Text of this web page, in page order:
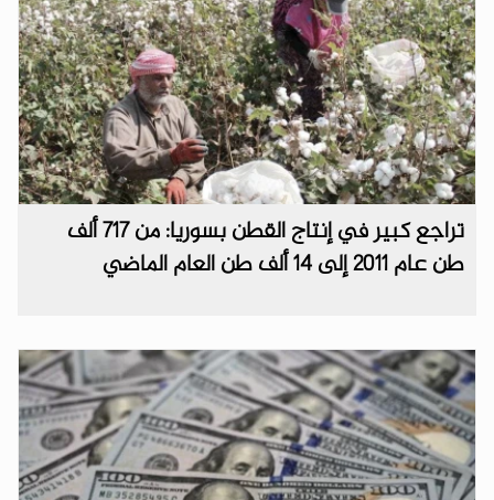
تراجع كبير في إنتاج القطن بسوريا: من 717 ألف
طن عام 2011 إلى 14 ألف طن العام الماضي